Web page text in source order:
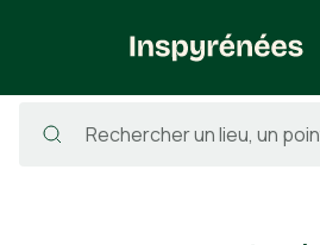
/ France / Pyrénées-